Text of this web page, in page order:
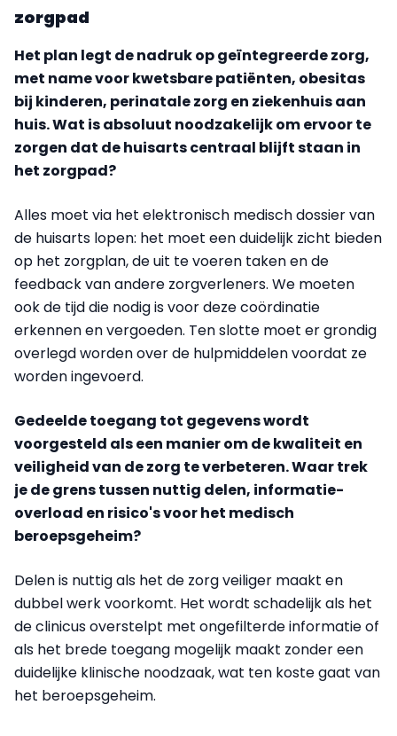
zorgpad
Het plan legt de nadruk op geïntegreerde zorg,
met name voor kwetsbare patiënten, obesitas
bij kinderen, perinatale zorg en ziekenhuis aan
huis. Wat is absoluut noodzakelijk om ervoor te
zorgen dat de huisarts centraal blijft staan in
het zorgpad?
Alles moet via het elektronisch medisch dossier van
de huisarts lopen: het moet een duidelijk zicht bieden
op het zorgplan, de uit te voeren taken en de
feedback van andere zorgverleners. We moeten
ook de tijd die nodig is voor deze coördinatie
erkennen en vergoeden. Ten slotte moet er grondig
overlegd worden over de hulpmiddelen voordat ze
worden ingevoerd.
Gedeelde toegang tot gegevens wordt
voorgesteld als een manier om de kwaliteit en
veiligheid van de zorg te verbeteren. Waar trek
je de grens tussen nuttig delen, informatie-
overload en risico's voor het medisch
beroepsgeheim?
Delen is nuttig als het de zorg veiliger maakt en
dubbel werk voorkomt. Het wordt schadelijk als het
de clinicus overstelpt met ongefilterde informatie of
als het brede toegang mogelijk maakt zonder een
duidelijke klinische noodzaak, wat ten koste gaat van
het beroepsgeheim.